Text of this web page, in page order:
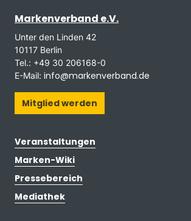
Markenverband e.V.
Unter den Linden 42
10117 Berlin
Tel.: +49 30 206168-0
E-Mail: info@markenverband.de
Mitglied werden
Veranstaltungen
Marken-Wiki
Pressebereich
Mediathek